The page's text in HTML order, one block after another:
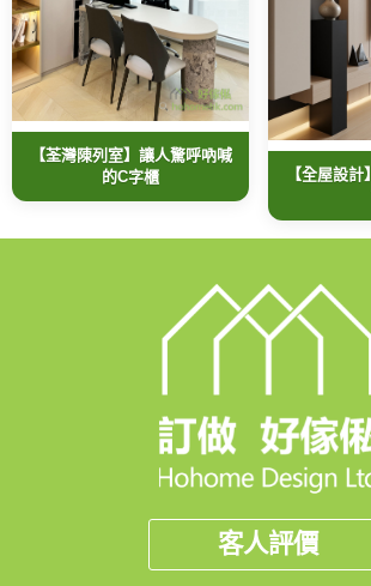
【荃灣陳列室】讓人驚呼吶喊
的C字櫃
【全屋設
客人評價